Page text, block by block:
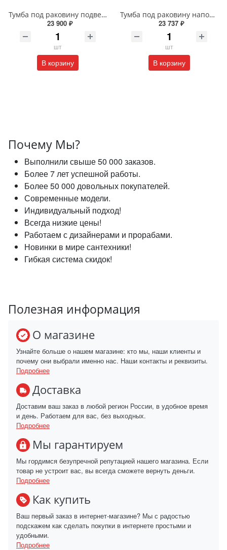
Тумба под раковину подвесная EQUIL Глеам 80.1Я/Gleam 80.1Y амарок/дуб вотан tpGLEAM80.1Y-25
23 900 ₽
шт
В корзину
Тумба под раковину напольная EQUIL Найс 60 см tnNICE60.2Y-05 белая
23 737 ₽
шт
В корзину
Почему Мы?
Выполнили свыше 50 000 заказов.
Более 7 лет успешной работы.
Более 50 000 довольных покупателей.
Современные модели.
Индивидуальный подход!
Всегда низкие цены!
Работаем с дизайнерами и прорабами.
Новинки в мире сантехники!
Гибкая система скидок!
Полезная информация
О магазине
Узнайте больше о нашем магазине: кто мы, наши клиенты и
почему они выбрали именно нас. Наши контакты и реквизиты.
Подробнее
Доставка
Доставим ваш заказ в любой регион России, в удобное время
и день. Работаем для вас, без выходных.
Подробнее
Мы гарантируем
Мы гордимся безупречной репутацией нашего магазина. Если
товар не устроит вас, вы всегда сможете вернуть деньги.
Подробнее
Как купить
Ваш первый заказ в интернет-магазине? Мы с радостью
подскажем как сделать покупки в интернете простыми и
удобными.
Подробнее